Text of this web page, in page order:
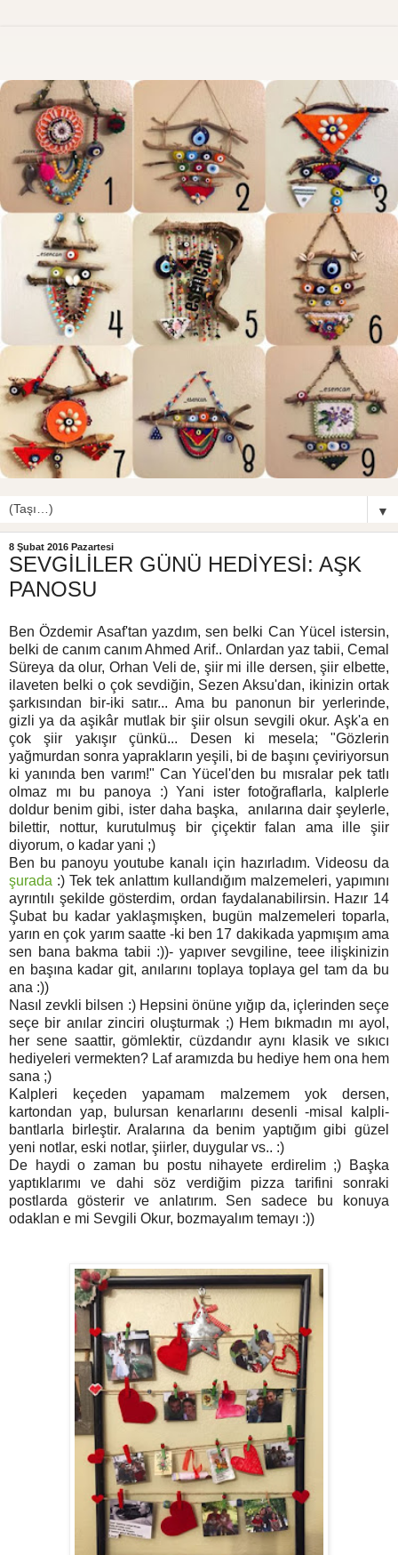
▼
8 Şubat 2016 Pazartesi
SEVGİLİLER GÜNÜ HEDİYESİ: AŞK
PANOSU
Ben Özdemir Asaf'tan yazdım, sen belki Can Yücel istersin,
belki de canım canım Ahmed Arif.. Onlardan yaz tabii, Cemal
Süreya da olur, Orhan Veli de, şiir mi ille dersen, şiir elbette,
ilaveten belki o çok sevdiğin, Sezen Aksu'dan, ikinizin ortak
şarkısından bir-iki satır... Ama bu panonun bir yerlerinde,
gizli ya da aşikâr mutlak bir şiir olsun sevgili okur. Aşk'a en
çok şiir yakışır çünkü... Desen ki mesela; "Gözlerin
yağmurdan sonra yaprakların yeşili, bi de başını çeviriyorsun
ki yanında ben varım!" Can Yücel'den bu mısralar pek tatlı
olmaz mı bu panoya :) Yani ister fotoğraflarla, kalplerle
doldur benim gibi, ister daha başka, anılarına dair şeylerle,
bilettir, nottur, kurutulmuş bir çiçektir falan ama ille şiir
diyorum, o kadar yani ;)
Ben bu panoyu youtube kanalı için hazırladım. Videosu da
şurada :) Tek tek anlattım kullandığım malzemeleri, yapımını
ayrıntılı şekilde gösterdim, ordan faydalanabilirsin. Hazır 14
Şubat bu kadar yaklaşmışken, bugün malzemeleri toparla,
yarın en çok yarım saatte -ki ben 17 dakikada yapmışım ama
sen bana bakma tabii :))- yapıver sevgiline, teee ilişkinizin
en başına kadar git, anılarını toplaya toplaya gel tam da bu
ana :))
Nasıl zevkli bilsen :) Hepsini önüne yığıp da, içlerinden seçe
seçe bir anılar zinciri oluşturmak ;) Hem bıkmadın mı ayol,
her sene saattir, gömlektir, cüzdandır aynı klasik ve sıkıcı
hediyeleri vermekten? Laf aramızda bu hediye hem ona hem
sana ;)
Kalpleri keçeden yapamam malzemem yok dersen,
kartondan yap, bulursan kenarlarını desenli -misal kalpli-
bantlarla birleştir. Aralarına da benim yaptığım gibi güzel
yeni notlar, eski notlar, şiirler, duygular vs.. :)
De haydi o zaman bu postu nihayete erdirelim ;) Başka
yaptıklarımı ve dahi söz verdiğim pizza tarifini sonraki
postlarda gösterir ve anlatırım. Sen sadece bu konuya
odaklan e mi Sevgili Okur, bozmayalım temayı :))